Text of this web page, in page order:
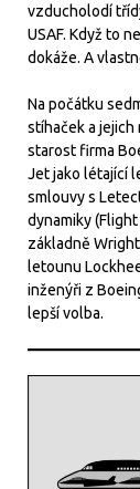
vzducholodí
USAF. Když to
dokáže. A
Na počátku
stíhaček a jejich
starost firma
Jet jako létající
smlouvy s
dynamiky
základně
letounu
inženýři z
lepší volba.